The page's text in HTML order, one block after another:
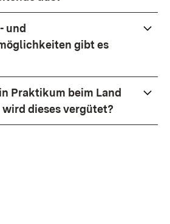
und
gibt es
Praktikum beim Land
dieses vergütet?